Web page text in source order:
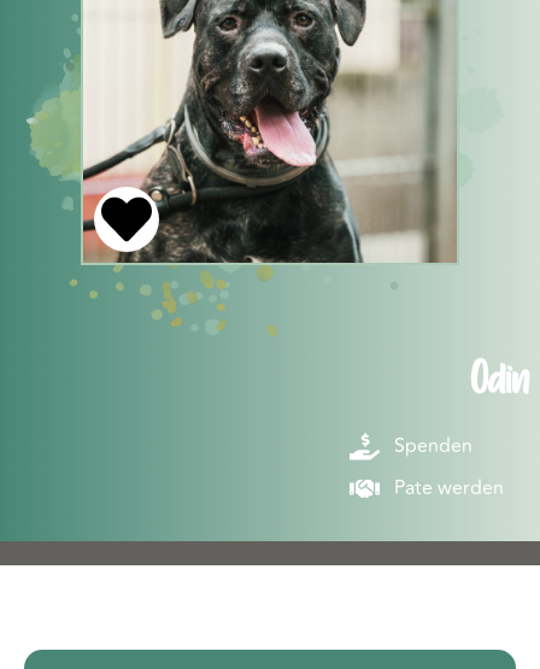
Odin
Spenden
Pate werden